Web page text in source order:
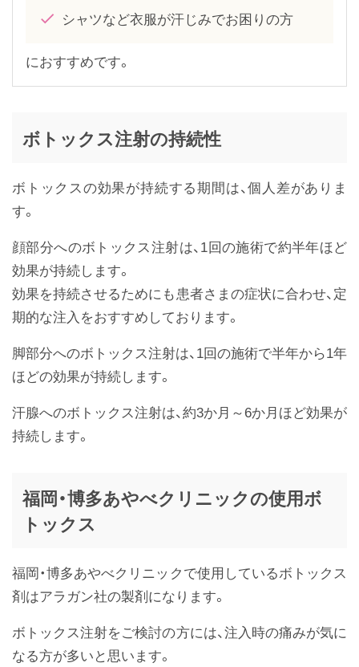
シャツなど衣服が汗じみでお困りの方
におすすめです。
ボトックス注射の持続性
ボトックスの効果が持続する期間は、個人差がありま
す。
顔部分へのボトックス注射は、1回の施術で約半年ほど
効果が持続します。
効果を持続させるためにも患者さまの症状に合わせ、定
期的な注入をおすすめしております。
脚部分へのボトックス注射は、1回の施術で半年から1年
ほどの効果が持続します。
汗腺へのボトックス注射は、約3か月～6か月ほど効果が
持続します。
福岡・博多あやべクリニックの使用ボ
トックス
福岡・博多あやべクリニックで使用しているボトックス
剤はアラガン社の製剤になります。
ボトックス注射をご検討の方には、注入時の痛みが気に
なる方が多いと思います。